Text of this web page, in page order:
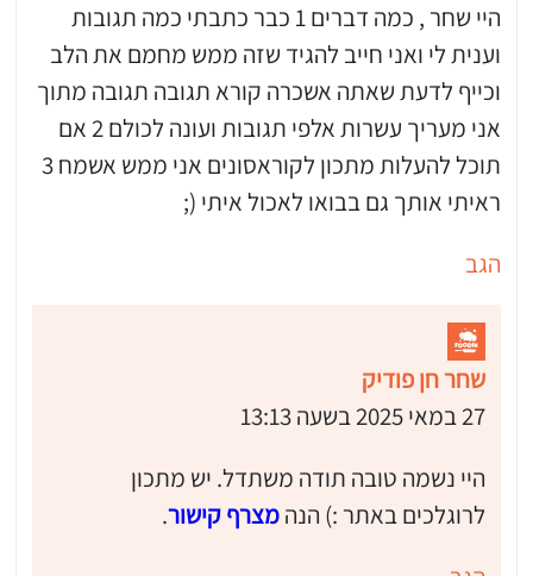
היי שחר , כמה דברים 1 כבר כתבתי כמה תגובות
וענית לי ואני חייב להגיד שזה ממש מחמם את הלב
וכייף לדעת שאתה אשכרה קורא תגובה תגובה מתוך
אני מעריך עשרות אלפי תגובות ועונה לכולם 2 אם
תוכל להעלות מתכון לקוראסונים אני ממש אשמח 3
ראיתי אותך גם בבואו לאכול איתי (;
הגב
שחר חן פודיק
27 במאי 2025 בשעה 13:13
היי נשמה טובה תודה משתדל. יש מתכון
לרוגלכים באתר :) הנהמצרף קישור.